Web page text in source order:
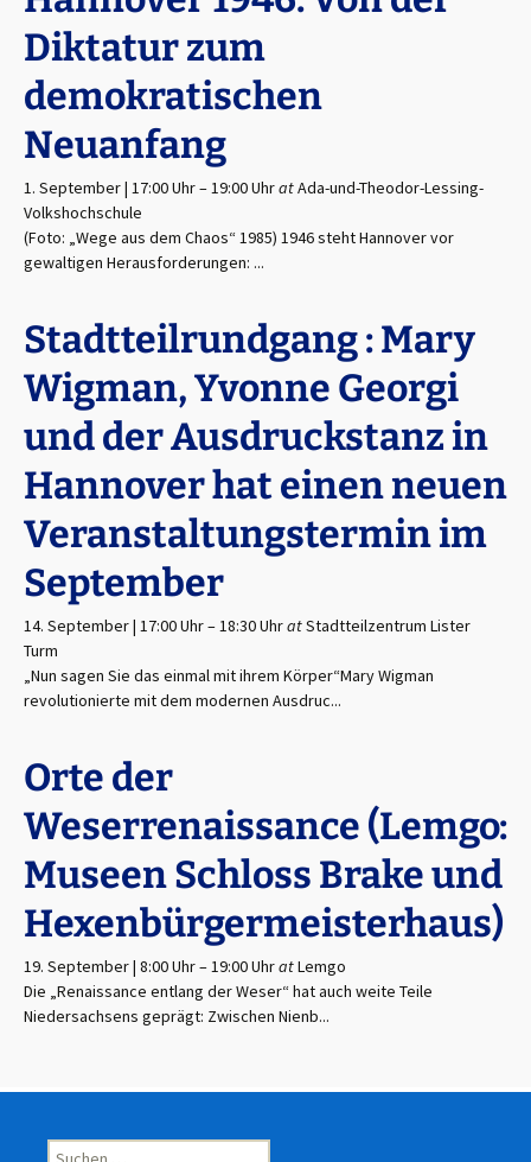
Diktatur zum
demokratischen
Neuanfang
1. September | 17:00 Uhr–19:00 UhratAda-und-Theodor-Lessing-
Volkshochschule
(Foto: „Wege aus dem Chaos“ 1985) 1946 steht Hannover vor
gewaltigen Herausforderungen: ...
Stadtteilrundgang : Mary
Wigman, Yvonne Georgi
und der Ausdruckstanz in
Hannover hat einen neuen
Veranstaltungstermin im
September
14. September | 17:00 Uhr–18:30 UhratStadtteilzentrum Lister
Turm
„Nun sagen Sie das einmal mit ihrem Körper“Mary Wigman
revolutionierte mit dem modernen Ausdruc...
Orte der
Weserrenaissance (Lemgo:
Museen Schloss Brake und
Hexenbürgermeisterhaus)
19. September | 8:00 Uhr–19:00 UhratLemgo
Die „Renaissance entlang der Weser“ hat auch weite Teile
Niedersachsens geprägt: Zwischen Nienb...
Suchen